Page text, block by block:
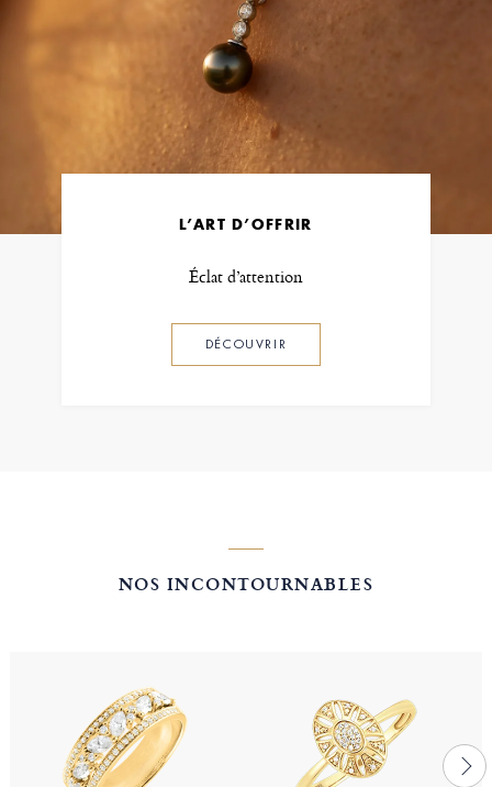
L’ART D’OFFRIR
Éclat d’attention
DÉCOUVRIR
NOS INCONTOURNABLES